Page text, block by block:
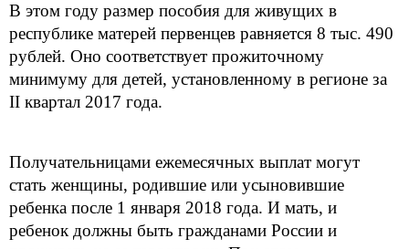
В этом году размер пособия для живущих в
республике матерей первенцев равняется 8 тыс. 490
рублей. Оно соответствует прожиточному
минимуму для детей, установленному в регионе за
II квартал 2017 года.
Получательницами ежемесячных выплат могут
стать женщины, родившие или усыновившие
ребенка после 1 января 2018 года. И мать, и
ребенок должны быть гражданами России и